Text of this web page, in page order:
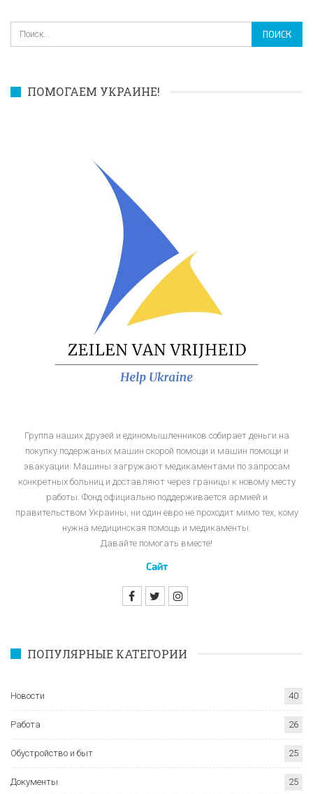
ПОМОГАЕМ УКРАИНЕ!
Группа наших друзей и единомышленников собирает деньги на
покупку подержаных машин скорой помощи и машин помощи и
эвакуации. Машины загружают медикаментами по запросам
конкретных больниц и доставляют через границы к новому месту
работы. Фонд официально поддерживается армией и
правительством Украины, ни один евро не проходит мимо тех, кому
нужна медицинская помощь и медикаменты.
Давайте помогать вместе!
Сайт
ПОПУЛЯРНЫЕ КАТЕГОРИИ
Новости 40
Работа 26
Обустройство и быт 25
Документы 25